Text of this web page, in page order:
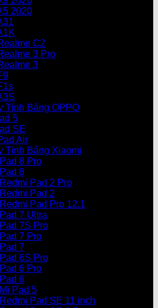
2020
C2
3 Pro
3
Tính Bảng OPPO
5
SE
Air
Tính Bảng Xiaomi
8 Pro
8
Pad 2 Pro
Pad 2
Pad Pro 12.1
7 Ultra
7S Pro
7 Pro
7
6S Pro
6 Pro
6
Pad 5
Pad SE 11 inch